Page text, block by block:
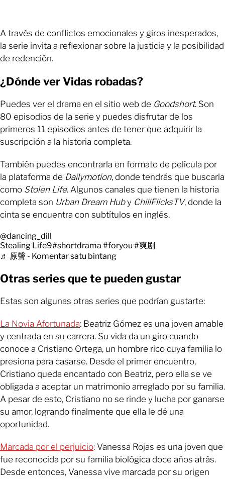
A través de conflictos emocionales y giros inesperados,
la serie invita a reflexionar sobre la justicia y la posibilidad
de redención.
¿Dónde ver Vidas robadas?
Puedes ver el drama en el sitio web de Goodshort. Son
80 episodios de la serie y puedes disfrutar de los
primeros 11 episodios antes de tener que adquirir la
suscripción a la historia completa.
También puedes encontrarla en formato de película por
la plataforma de Dailymotion, donde tendrás que buscarla
como Stolen Life. Algunos canales que tienen la historia
completa son Urban Dream Huby ChillFlicksTV, donde la
cinta se encuentra con subtítulos en inglés.
@dancing_dill
Stealing Life9#shortdrama #foryou #爽剧
♬ 原聲 - Komentar satu bintang
Otras series que te pueden gustar
Estas son algunas otras series que podrían gustarte:
La Novia Afortunada: Beatriz Gómez es una joven amable
y centrada en su carrera. Su vida da un giro cuando
conoce a Cristiano Ortega, un hombre rico cuya familia lo
presiona para casarse. Desde el primer encuentro,
Cristiano queda encantado con Beatriz, pero ella se ve
obligada a aceptar un matrimonio arreglado por su familia.
A pesar de esto, Cristiano no se rinde y lucha por ganarse
su amor, logrando finalmente que ella le dé una
oportunidad.
Marcada por el perjuicio: Vanessa Rojas es una joven que
fue reconocida por su familia biológica doce años atrás.
Desde entonces, Vanessa vive marcada por su origen